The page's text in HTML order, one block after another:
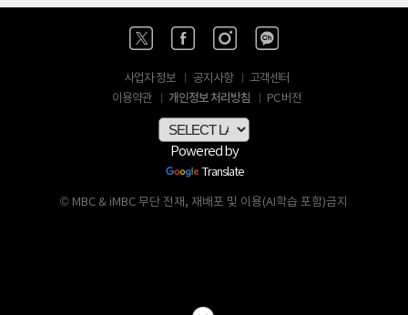
사업자 정보 공지사항
고객센터
이용약관
개인정보 처리방침 PC 버전
Powered by
Translate
© MBC & iMBC 무단 전재, 재배포 및 이용(AI학습 포함)금지